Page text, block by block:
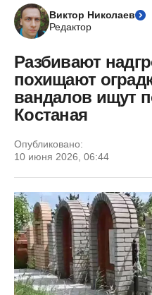
Виктор Николаев
Редактор
Разбивают
похищают
вандалов ищут
Костаная
Опубликовано:
10 июня 2026, 06:44